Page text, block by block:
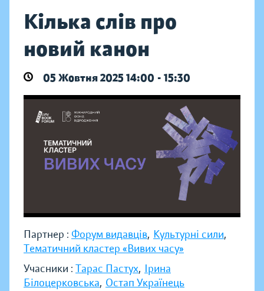
Кілька слів про
новий канон
05 Жовтня 2025 14:00 - 15:30
Партнер : Форум видавців, Культурні сили,
Тематичний кластер «Вивих часу»
Учасники : Тарас Пастух, Ірина
Білоцерковська, Остап Українець